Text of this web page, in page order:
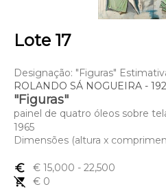
Lote 17
Designação: "Figuras"
ROLANDO SÁ NOGUEIRA -
"Figuras"
painel de quatro óleos sobre
1965
Dimensões (altura x
euro_symbol € 15,000 - 22,500
remove_shopping_cart
€ 0